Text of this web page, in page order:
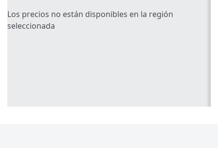
Los precios no están disponibles en la región
seleccionada